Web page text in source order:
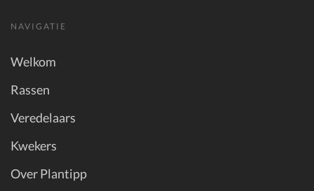
NAVIGATIE
Welkom
Rassen
Veredelaars
Kwekers
Over Plantipp